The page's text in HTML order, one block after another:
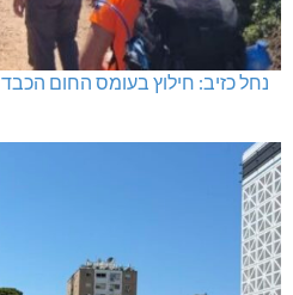
נחל כזיב: חילוץ בעומס החום הכבד